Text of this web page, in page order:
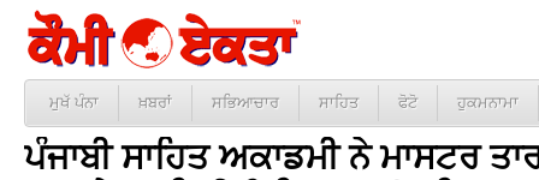
ਮੁਖੱ ਪੰਨਾ ਖ਼ਬਰਾਂ ਸਭਿਆਚਾਰ ਸਾਹਿਤ ਫੋਟੋ ਹੁਕਮਨਾਮਾ
ਪੰਜਾਬੀ ਸਾਹਿਤ ਅਕਾਡਮੀ ਨੇ ਮਾਸਟਰ